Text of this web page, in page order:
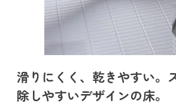
滑りにくく、乾きやすい。
除しやすいデザインの床。